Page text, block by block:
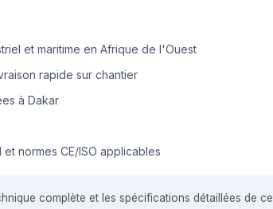
et maritime en Afrique de l'Ouest
rapide sur chantier
à Dakar
et normes CE/ISO applicables
complète et les spécifications détaillées de ce